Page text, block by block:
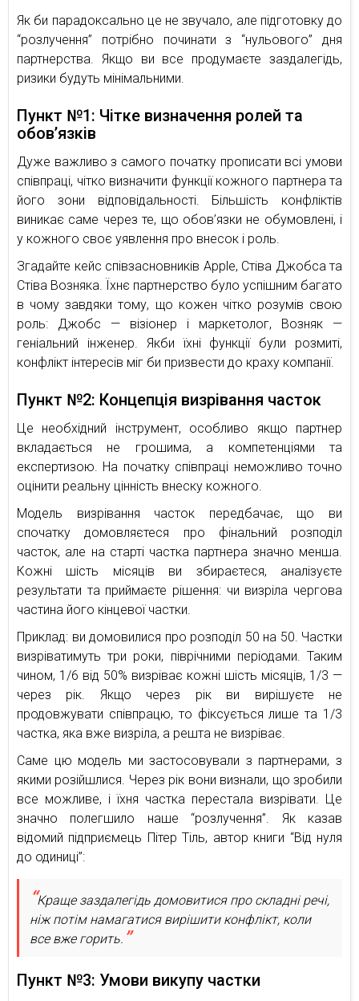
Як би парадоксально це не звучало, але підготовку до
“розлучення” потрібно починати з “нульового” дня
партнерства. Якщо ви все продумаєте заздалегідь,
ризики будуть мінімальними.
Пункт №1: Чітке визначення ролей та
обов’язків
Дуже важливо з самого початку прописати всі умови
співпраці, чітко визначити функції кожного партнера та
його зони відповідальності. Більшість конфліктів
виникає саме через те, що обов’язки не обумовлені, і
у кожного своє уявлення про внесок і роль.
Згадайте кейс співзасновників Apple, Стіва Джобса та
Стіва Возняка. Їхнє партнерство було успішним багато
в чому завдяки тому, що кожен чітко розумів свою
роль: Джобс — візіонер і маркетолог, Возняк —
геніальний інженер. Якби їхні функції були розмиті,
конфлікт інтересів міг би призвести до краху компанії.
Пункт №2: Концепція визрівання часток
Це необхідний інструмент, особливо якщо партнер
вкладається не грошима, а компетенціями та
експертизою. На початку співпраці неможливо точно
оцінити реальну цінність внеску кожного.
Модель визрівання часток передбачає, що ви
спочатку домовляєтеся про фінальний розподіл
часток, але на старті частка партнера значно менша.
Кожні шість місяців ви збираєтеся, аналізуєте
результати та приймаєте рішення: чи визріла чергова
частина його кінцевої частки.
Приклад: ви домовилися про розподіл 50 на 50. Частки
визріватимуть три роки, піврічними періодами. Таким
чином, 1/6 від 50% визріває кожні шість місяців, 1/3 —
через рік. Якщо через рік ви вирішуєте не
продовжувати співпрацю, то фіксується лише та 1/3
частка, яка вже визріла, а решта не визріває.
Саме цю модель ми застосовували з партнерами, з
якими розійшлися. Через рік вони визнали, що зробили
все можливе, і їхня частка перестала визрівати. Це
значно полегшило наше “розлучення”. Як казав
відомий підприємець Пітер Тіль, автор книги “Від нуля
до одиниці”:
Краще заздалегідь домовитися про складні речі,
ніж потім намагатися вирішити конфлікт, коли
все вже горить.
Пункт №3: Умови викупу частки